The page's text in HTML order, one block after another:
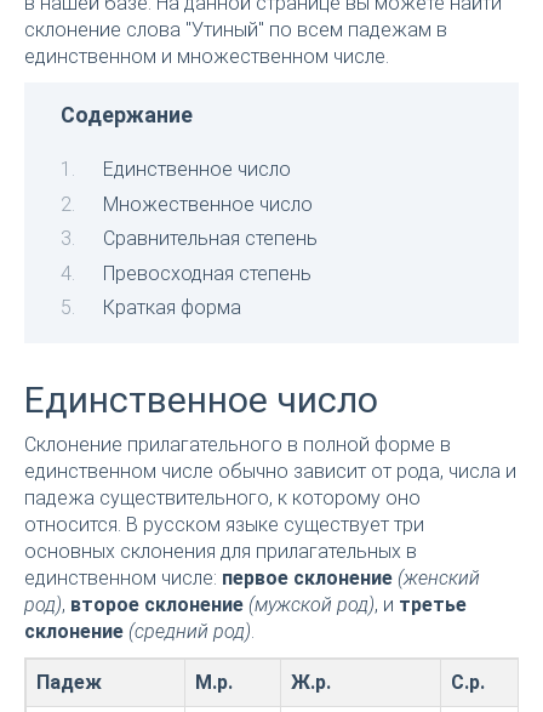
склонение слова "Утиный" по всем падежам в
единственном и множественном числе.
Содержание
Единственное число
Множественное число
Сравнительная степень
Превосходная степень
Краткая форма
Единственное число
Склонение прилагательного в полной форме в
единственном числе обычно зависит от рода, числа и
падежа существительного, к которому оно
относится. В русском языке существует три
основных склонения для прилагательных в
единственном числе: первое склонение (женский
род), второе склонение (мужской род), и третье
склонение (средний род).
Падеж М.р. Ж.р. С.р.